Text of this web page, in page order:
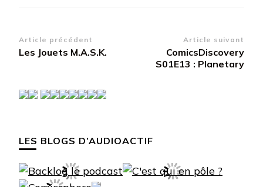
Navigation
d’article
Article précédent
Les Jouets M.A.S.K.
Article suivant
ComicsDiscovery
S01E13 : Planetary
LES BLOGS D’AUDIOACTIF